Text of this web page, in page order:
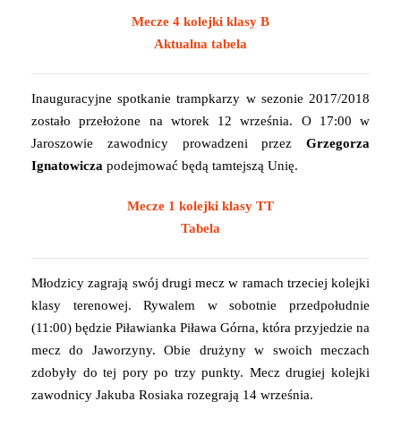
Mecze 4 kolejki klasy B
Aktualna tabela
Inauguracyjne spotkanie trampkarzy w sezonie 2017/2018
zostało przełożone na wtorek 12 września. O 17:00 w
Jaroszowie zawodnicy prowadzeni przez Grzegorza
Ignatowicza podejmować będą tamtejszą Unię.
Mecze 1 kolejki klasy TT
Tabela
Młodzicy zagrają swój drugi mecz w ramach trzeciej kolejki
klasy terenowej. Rywalem w sobotnie przedpołudnie
(11:00) będzie Piławianka Piława Górna, która przyjedzie na
mecz do Jaworzyny. Obie drużyny w swoich meczach
zdobyły do tej pory po trzy punkty. Mecz drugiej kolejki
zawodnicy Jakuba Rosiaka rozegrają 14 września.